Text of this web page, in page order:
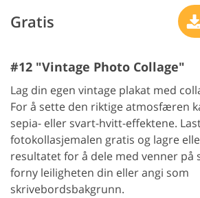
Gratis
#12 "Vintage Photo Collage"
Lag din egen vintage plakat med
For å sette den riktige atmosfæren
sepia- eller svart-hvitt-effektene.
fotokollasjemalen gratis og lagre
resultatet for å dele med venner på
forny leiligheten din eller angi som
skrivebordsbakgrunn.